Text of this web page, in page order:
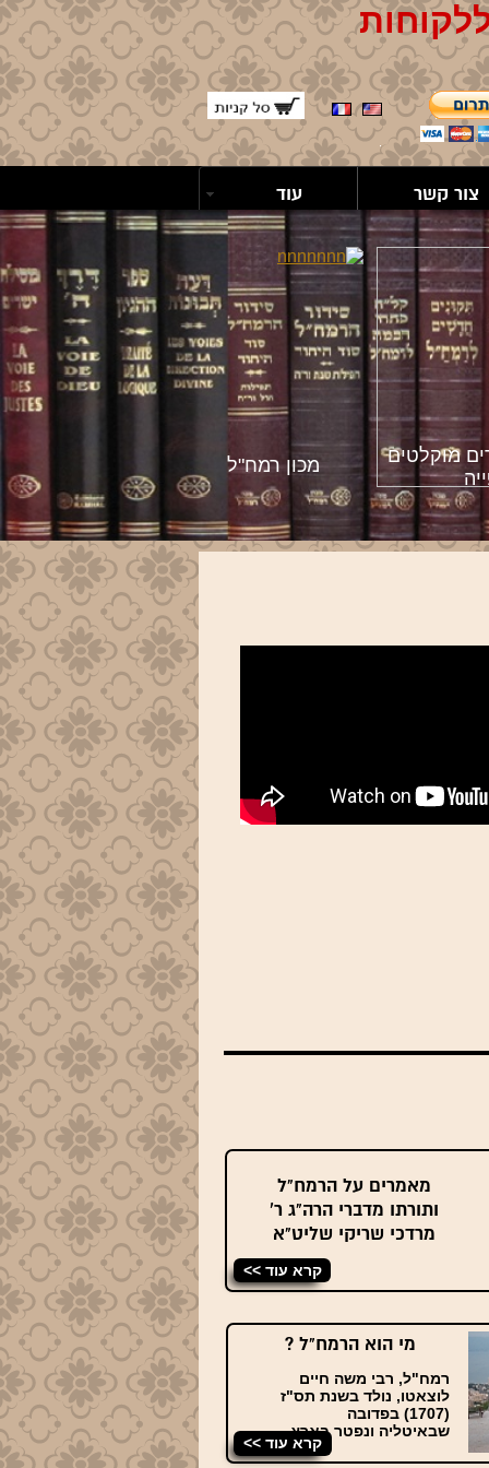
צור קשר עוד
מוקלטים
מכון רמח"ל
מאמרים על הרמח"ל
ותורתו מדברי הרה"ג ר'
מרדכי שריקי שליט"א
קרא עוד >>
מי הוא הרמח"ל ?
קרא עוד >>
רמח"ל, רבי משה חיים
לוצאטו, נולד בשנת תס"ז
(1707) בפדובה
שבאיטליה ונפטר בארץ ..